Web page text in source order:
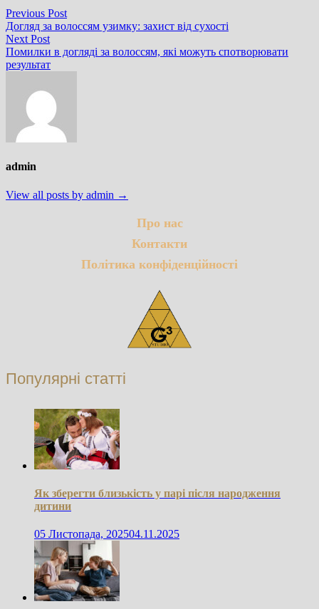
Навігація
записів
Previous PostPrevious
post:
Догляд за волоссям узимку: захист від сухості
Next PostNext
post:
Помилки в догляді за волоссям, які можуть спотворювати
результат
admin
View all posts by admin →
Про нас
Контакти
Політика конфіденційності
Популярні статті
Як зберегти близькість у парі після народження
дитини
05 Листопада, 202504.11.2025